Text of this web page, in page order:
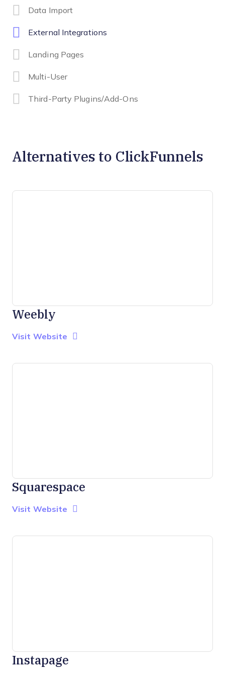
Data Import
External Integrations
Landing Pages
Multi-User
Third-Party Plugins/Add-Ons
Alternatives to ClickFunnels
Weebly
Visit Website Opens New Window
Squarespace
Visit Website Opens New Window
Instapage